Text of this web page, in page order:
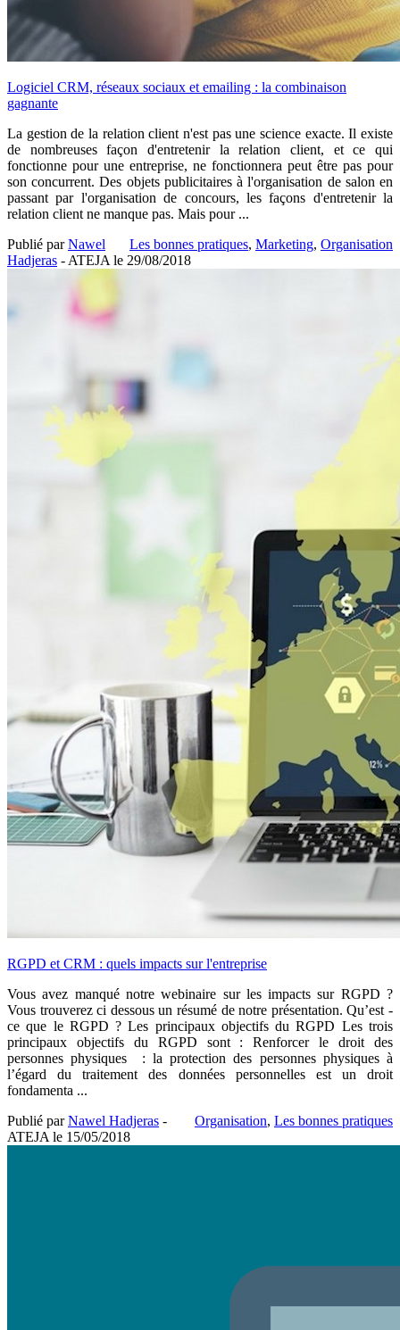
Logiciel CRM, réseaux sociaux et emailing : la combinaison
gagnante
La gestion de la relation client n'est pas une science exacte. Il existe
de nombreuses façon d'entretenir la relation client, et ce qui
fonctionne pour une entreprise, ne fonctionnera peut être pas pour
son concurrent. Des objets publicitaires à l'organisation de salon en
passant par l'organisation de concours, les façons d'entretenir la
relation client ne manque pas. Mais pour ...
Les bonnes pratiques, Marketing, Organisation
Publié parNawel
Hadjeras - ATEJA le 29/08/2018
RGPD et CRM : quels impacts sur l'entreprise
Vous avez manqué notre webinaire sur les impacts sur RGPD ?
Vous trouverez ci dessous un résumé de notre présentation. Qu’est -
ce que le RGPD ? Les principaux objectifs du RGPD Les trois
principaux objectifs du RGPD sont : Renforcer le droit des
personnes physiques : la protection des personnes physiques à
l’égard du traitement des données personnelles est un droit
fondamenta ...
Organisation, Les bonnes pratiques
Publié parNawel Hadjeras -
ATEJA le 15/05/2018